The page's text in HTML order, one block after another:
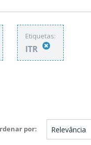
Etiquetas:
ITR
por